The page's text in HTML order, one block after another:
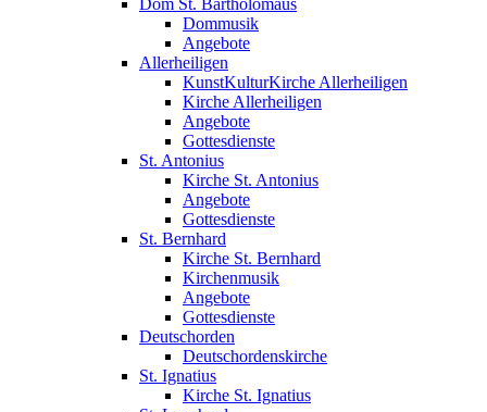
Dom St. Bartholomäus
Dommusik
Angebote
Allerheiligen
KunstKulturKirche Allerheiligen
Kirche Allerheiligen
Angebote
Gottesdienste
St. Antonius
Kirche St. Antonius
Angebote
Gottesdienste
St. Bernhard
Kirche St. Bernhard
Kirchenmusik
Angebote
Gottesdienste
Deutschorden
Deutschordenskirche
St. Ignatius
Kirche St. Ignatius